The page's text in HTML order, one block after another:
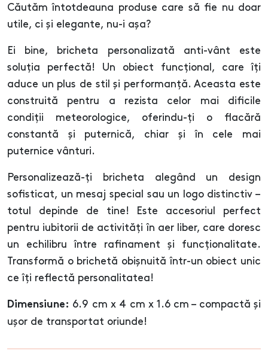
Căutăm întotdeauna produse care să fie nu doar
utile, ci și elegante, nu-i așa?
Ei bine, bricheta personalizată anti-vânt este
soluția perfectă! Un obiect funcțional, care îți
aduce un plus de stil și performanță. Aceasta este
construită pentru a rezista celor mai dificile
condiții meteorologice, oferindu-ți o flacără
constantă și puternică, chiar și în cele mai
puternice vânturi.
Personalizează-ți bricheta alegând un design
sofisticat, un mesaj special sau un logo distinctiv –
totul depinde de tine! Este accesoriul perfect
pentru iubitorii de activități în aer liber, care doresc
un echilibru între rafinament și funcționalitate.
Transformă o brichetă obișnuită într-un obiect unic
ce îți reflectă personalitatea!
Dimensiune: 6.9 cm x 4 cm x 1.6 cm – compactă și
ușor de transportat oriunde!